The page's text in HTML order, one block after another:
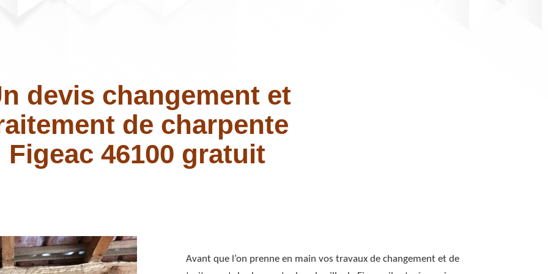
devis changement et
de charpente
Figeac 46100 gratuit
Avant que l’on prenne en main vos travaux de changement et de